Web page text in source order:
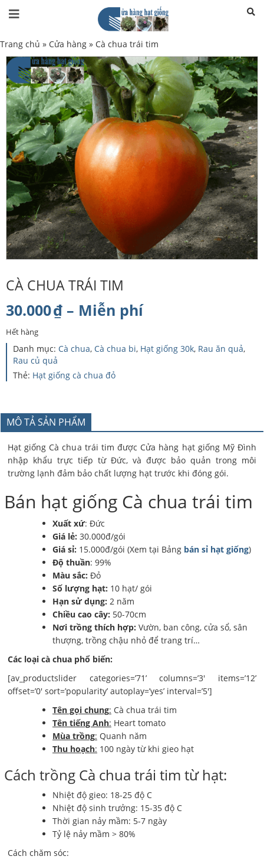
Trang chủ » Cửa hàng » Cà chua trái tim
CÀ CHUA TRÁI TIM
30.000₫ – Miễn phíKhoảng
từ
phí
Hết hàng
Danh mục: Cà chua, Cà chua bi, Hạt giống 30k, Rau ăn quả,
Rau củ quả
Thẻ: Hạt giống cà chua đỏ
MÔ TẢ SẢN PHẨM
Hạt giống Cà chua trái tim được Cửa hàng hạt giống Mỹ Đình
nhập khẩu trực tiếp từ Đức, và được bảo quản trong môi
trường lạnh đảm bảo chất lượng hạt trước khi đóng gói.
Bán hạt giống Cà chua trái tim
Xuất xứ: Đức
Giá lẻ: 30.000đ/gói
Giá sỉ: 15.000đ/gói (Xem tại Bảng bán sỉ hạt giống)
Độ thuần: 99%
Màu sắc: Đỏ
Số lượng hạt: 10 hạt/ gói
Hạn sử dụng: 2 năm
Chiều cao cây: 50-70cm
Nơi trồng thích hợp: Vườn, ban công, cửa sổ, sân
thượng, trồng chậu nhỏ để trang trí…
Các loại cà chua phổ biến:
[av_productslider categories=’71’ columns=’3′ items=’12’
offset=’0′ sort=’popularity’ autoplay=’yes’ interval=’5′]
Tên gọi chung: Cà chua trái tim
Tên tiếng Anh: Heart tomato
Mùa trồng: Quanh năm
Thu hoạch: 100 ngày từ khi gieo hạt
Cách trồng Cà chua trái tim từ hạt:
Nhiệt độ gieo: 18-25 độ C
Nhiệt độ sinh trưởng: 15-35 độ C
Thời gian nảy mầm: 5-7 ngày
Tỷ lệ nảy mầm > 80%
Cách chăm sóc: